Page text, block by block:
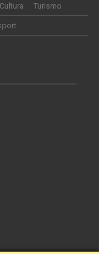
Cultura Turismo